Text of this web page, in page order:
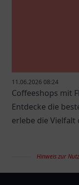
11.06.2026 08:24
Coffeeshops mit
Entdecke die
erlebe die Vielfalt
Hinweis zur